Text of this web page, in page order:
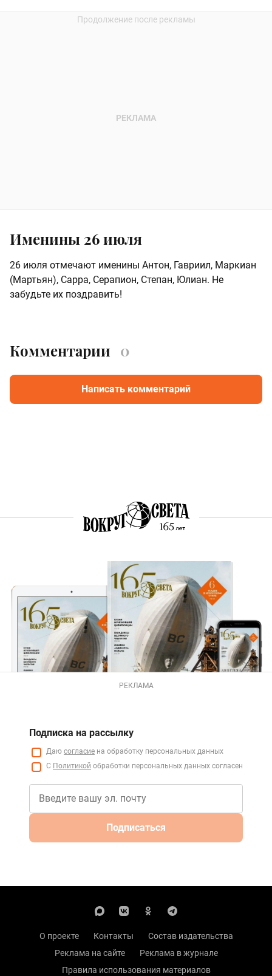
Именины 26 июля
26 июля отмечают именины Антон, Гавриил, Маркиан
(Мартьян), Сарра, Серапион, Степан, Юлиан. Не
забудьте их поздравить!
Комментарии 0
Написать комментарий
РЕКЛАМА
Подписка на рассылку
Даю согласие на обработку персональных данных
С Политикой обработки персональных данных согласен
Подписаться
О проекте Контакты
Состав издательства
Реклама на сайте
Реклама в журнале
Правила использования материалов